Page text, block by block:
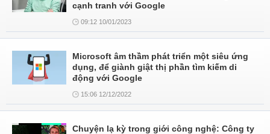
cạnh tranh với Google
09:12 10/01/2023
Microsoft âm thầm phát triển một siêu ứng
dụng, để giành giật thị phần tìm kiếm di
động với Google
15:06 12/12/2022
Chuyện lạ kỳ trong giới công nghệ: Công ty